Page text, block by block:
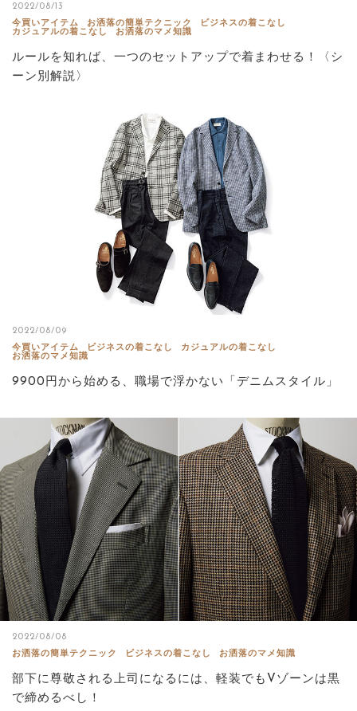
2022/08/13
今買いアイテム
お洒落の簡単テクニック
ビジネスの着こなし
カジュアルの着こなし
お洒落のマメ知識
ルールを知れば、一つのセットアップで着まわせる！〈シ
ーン別解説〉
2022/08/09
今買いアイテム
ビジネスの着こなし
カジュアルの着こなし
お洒落のマメ知識
9900円から始める、職場で浮かない「デニムスタイル」
2022/08/08
お洒落の簡単テクニック
ビジネスの着こなし お洒落のマメ知識
部下に尊敬される上司になるには、軽装でもVゾーンは黒
で締めるべし！